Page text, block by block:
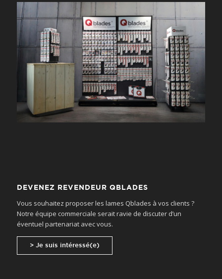
DEVENEZ REVENDEUR QBLADES
Vous souhaitez proposer les lames Qblades à vos clients ?
Notre équipe commerciale serait ravie de discuter d’un
éventuel partenariat avec vous.
> Je suis intéressé(e)